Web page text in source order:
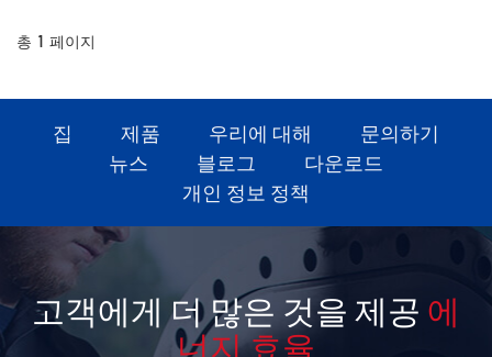
터 및 기타 구성 요소를 통해 고객
를 실시간으로 변경하여 안정적인
진공도를 달성할 수 있습니다.
총 1 페이지
집 제품 우리에 대해
문의하기
뉴스
블로그
다운로드
개인 정보 정책
고객에게 더 많은 것을 제공 에
너지 효율